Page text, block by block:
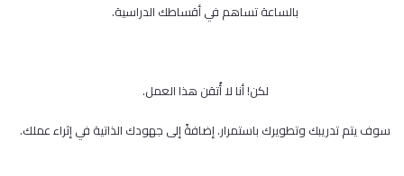
بالساعة تساهم في أقساطك الدراسية.
لكن! أنا لا أُتقن هذا العمل.
سوف يتم تدريبك وتطويرك باستمرار. إضافةً إلى جهودك الذاتية في إثراء عملك.